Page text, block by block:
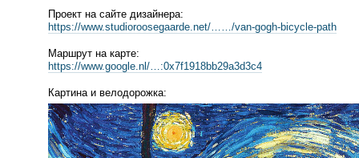
Проект на сайте дизайнера:
https://www.studioroosegaarde.net/……/van-gogh-bicycle-path
Маршрут на карте:
https://www.google.nl/…:0x7f1918bb29a3d3c4
Картина и велодорожка: